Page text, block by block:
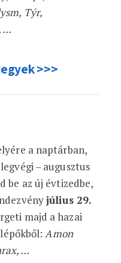
Týr,
…
>>>
a naptárban,
– augusztus
be az új évtizedbe,
július 29.
majd a hazai
Amon
…